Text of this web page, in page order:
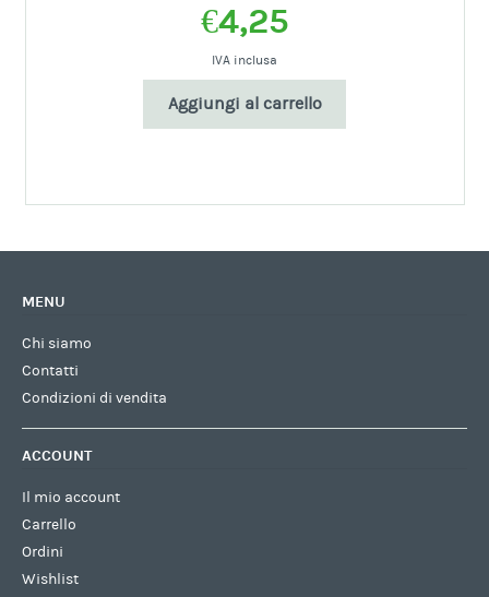
€19,90
Aggiungi al carrello
MENU
Chi siamo
Contatti
Condizioni di vendita
ACCOUNT
Il mio account
Carrello
Ordini
Wishlist